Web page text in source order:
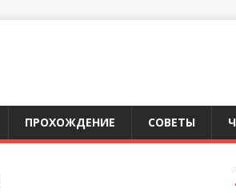
ПРОХОЖДЕНИЕ СОВЕТЫ